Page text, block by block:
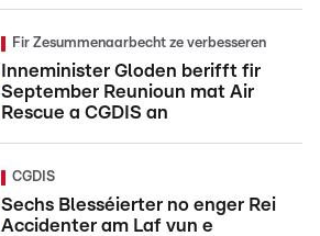
Fir Zesummenaarbecht ze verbesseren
Inneminister Gloden berifft fir
September Reunioun mat Air
Rescue a CGDIS an
CGDIS
Sechs Blesséierter no enger Rei
Accidenter am Laf vun e